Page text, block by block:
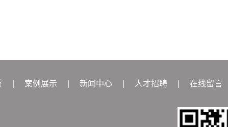
案例展示 新闻中心 人才招聘 在线留言